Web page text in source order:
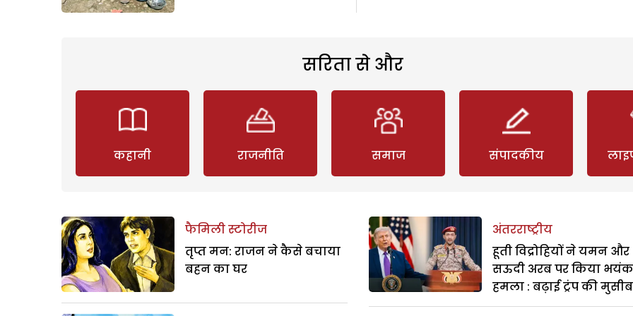
सरिता से और
कहानी राजनीति समाज संपादकीय
फैमिली स्टोरीज
तृप्त मन: राजन ने कैसे बचाया
बहन का घर
अंतरराष्ट्रीय
हूती विद्रोहियों ने यमन और
सऊदी अरब पर किया
हमला : बढ़ाई ट्रंप की